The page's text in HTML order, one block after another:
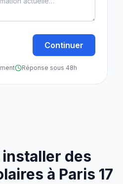
Continuer
Réponse sous 48h
des
à Paris 17